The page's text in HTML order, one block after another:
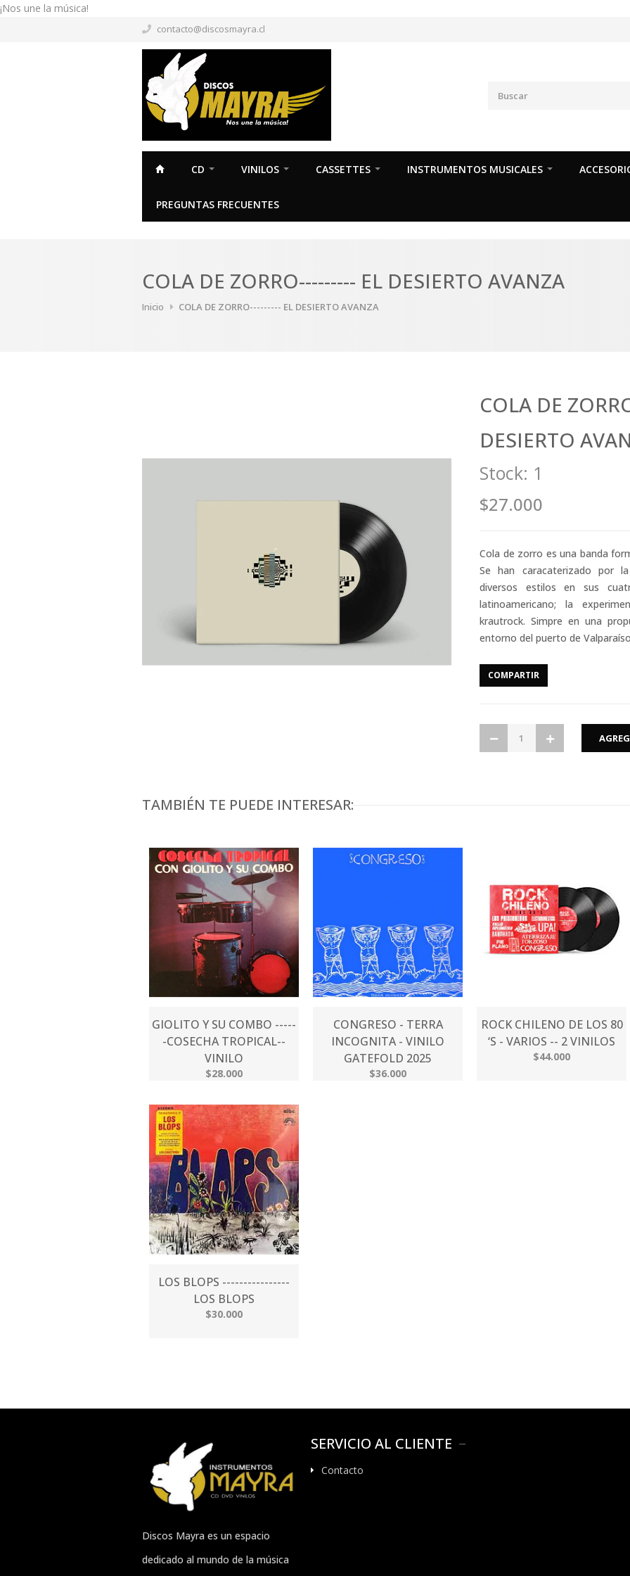
¡Nos une la música!
contacto@discosmayra.cl
CD VINILOS CASSETTES INSTRUMENTOS MUSICALES
PREGUNTAS FRECUENTES
COLA DE ZORRO--------- EL DESIERTO AVANZA
Inicio COLA DE ZORRO--------- EL DESIERTO AVANZA
COLA DE
DESIERTO
Stock: 1
$27.000
Cola de zorro es una banda
Se han caracaterizado por
diversos estilos en sus
latinoamericano; la
krautrock. Simpre en una
entorno del puerto de
COMPARTIR
TAMBIÉN TE PUEDE INTERESAR:
GIOLITO Y SU COMBO -----
-COSECHA TROPICAL--
VINILO
$28.000
CONGRESO - TERRA
INCOGNITA - VINILO
GATEFOLD 2025
$36.000
ROCK CHILENO DE LOS 80
‘S - VARIOS -- 2 VINILOS
$44.000
LOS BLOPS ----------------
LOS BLOPS
$30.000
Discos Mayra es un espacio
dedicado al mundo de la música
SERVICIO AL CLIENTE
Contacto